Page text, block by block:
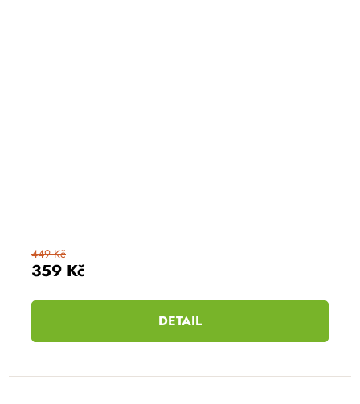
359 Kč
449 Kč
DETAIL